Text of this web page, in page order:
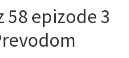
58 epizode 3